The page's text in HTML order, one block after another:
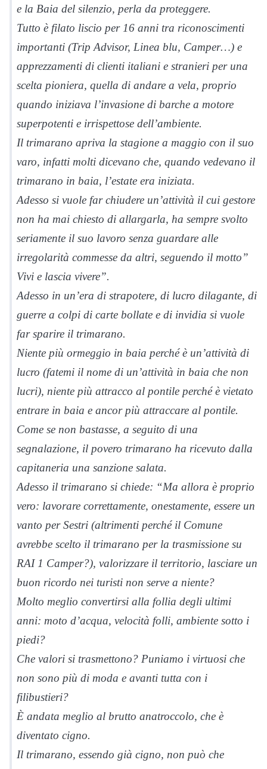
e la Baia del silenzio, perla da proteggere.
Tutto è filato liscio per 16 anni tra riconoscimenti
importanti (Trip Advisor, Linea blu, Camper…) e
apprezzamenti di clienti italiani e stranieri per una
scelta pioniera, quella di andare a vela, proprio
quando iniziava l’invasione di barche a motore
superpotenti e irrispettose dell’ambiente.
Il trimarano apriva la stagione a maggio con il suo
varo, infatti molti dicevano che, quando vedevano il
trimarano in baia, l’estate era iniziata.
Adesso si vuole far chiudere un’attività il cui gestore
non ha mai chiesto di allargarla, ha sempre svolto
seriamente il suo lavoro senza guardare alle
irregolarità commesse da altri, seguendo il motto”
Vivi e lascia vivere”.
Adesso in un’era di strapotere, di lucro dilagante, di
guerre a colpi di carte bollate e di invidia si vuole
far sparire il trimarano.
Niente più ormeggio in baia perché è un’attività di
lucro (fatemi il nome di un’attività in baia che non
lucri), niente più attracco al pontile perché è vietato
entrare in baia e ancor più attraccare al pontile.
Come se non bastasse, a seguito di una
segnalazione, il povero trimarano ha ricevuto dalla
capitaneria una sanzione salata.
Adesso il trimarano si chiede: “Ma allora è proprio
vero: lavorare correttamente, onestamente, essere un
vanto per Sestri (altrimenti perché il Comune
avrebbe scelto il trimarano per la trasmissione su
RAI 1 Camper?), valorizzare il territorio, lasciare un
buon ricordo nei turisti non serve a niente?
Molto meglio convertirsi alla follia degli ultimi
anni: moto d’acqua, velocità folli, ambiente sotto i
piedi?
Che valori si trasmettono? Puniamo i virtuosi che
non sono più di moda e avanti tutta con i
filibustieri?
È andata meglio al brutto anatroccolo, che è
diventato cigno.
Il trimarano, essendo già cigno, non può che